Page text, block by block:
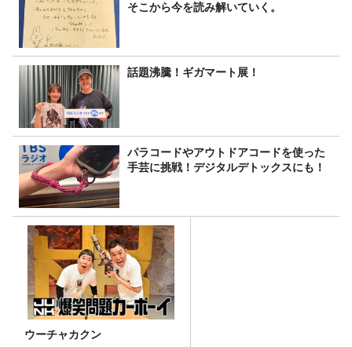
そこから今を読み解いていく。
話題沸騰！ギガマート展！
パラコードやアウトドアコードを使った
手芸に挑戦！デジタルデトックスにも！
ウーチャカクン